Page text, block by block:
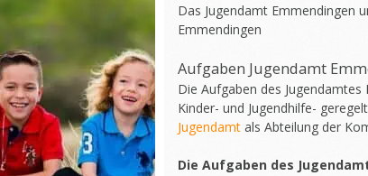
Das Jugendamt Emmendingen
Emmendingen
Aufgaben Jugendamt
Die Aufgaben des
Kinder- und Jugendhilfe-
Jugendamt als Abteilung der
Die Aufgaben des